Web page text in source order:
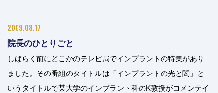
2009.08.17
院長のひとりごと
しばらく前にどこかのテレビ局でインプラントの特集があり
ました。その番組のタイトルは「インプラントの光と闇」と
いうタイトルで某大学のインプラント科のK教授がコメンテイ